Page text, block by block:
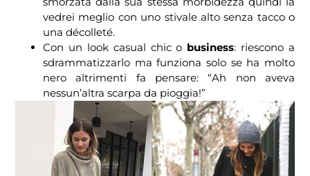
vedrei meglio con uno stivale alto senza tacco o
una décolleté.
Con un look casual chic o business: riescono a
sdrammatizzarlo ma funziona solo se ha molto
nero altrimenti fa pensare: “Ah non aveva
nessun’altra scarpa da pioggia!”